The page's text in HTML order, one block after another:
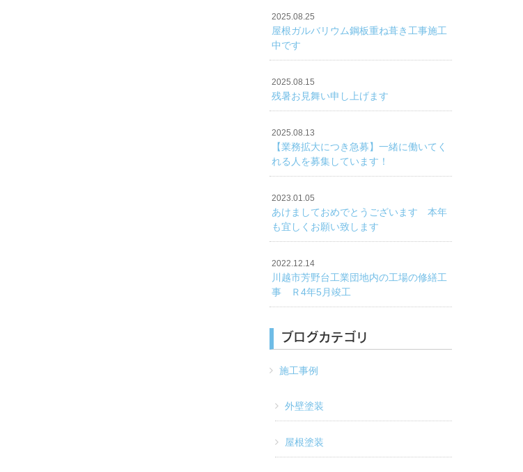
2025.08.25
屋根ガルバリウム鋼板重ね葺き工事施工
中です
2025.08.15
残暑お見舞い申し上げます
2025.08.13
【業務拡大につき急募】一緒に働いてく
れる人を募集しています！
2023.01.05
あけましておめでとうございます 本年
も宜しくお願い致します
2022.12.14
川越市芳野台工業団地内の工場の修繕工
事 Ｒ4年5月竣工
ブログカテゴリ
施工事例
外壁塗装
屋根塗装